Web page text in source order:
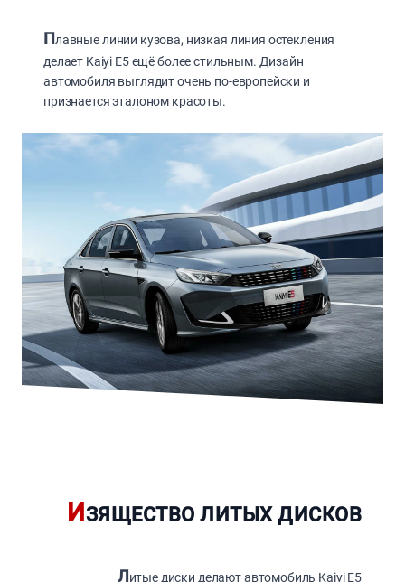
Плавные линии кузова, низкая линия остекления
делает Kaiyi E5 ещё более стильным. Дизайн
автомобиля выглядит очень по-европейски и
признается эталоном красоты.
ИЗЯЩЕСТВО ЛИТЫХ ДИСКОВ
Литые диски делают автомобиль Kaiyi E5